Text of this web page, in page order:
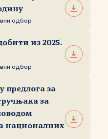
одбор
из 2025.
одбор
предлога за
за
националних